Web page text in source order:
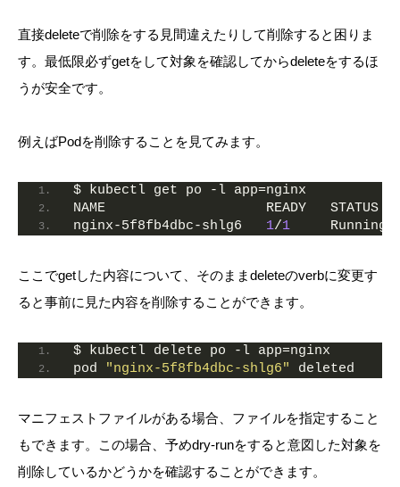
直接deleteで削除をする見間違えたりして削除すると困りま
す。最低限必ずgetをして対象を確認してからdeleteをするほ
うが安全です。
例えばPodを削除することを見てみます。
$ kubectl get po -l app=nginx
NAME                    READY   STATUS
nginx-5f8fb4dbc-shlg6 1/1
ここでgetした内容について、そのままdeleteのverbに変更す
ると事前に見た内容を削除することができます。
$ kubectl delete po -l app=nginx
pod
"nginx-5f8fb4dbc-shlg6" deleted
マニフェストファイルがある場合、ファイルを指定すること
もできます。この場合、予めdry-runをすると意図した対象を
削除しているかどうかを確認することができます。